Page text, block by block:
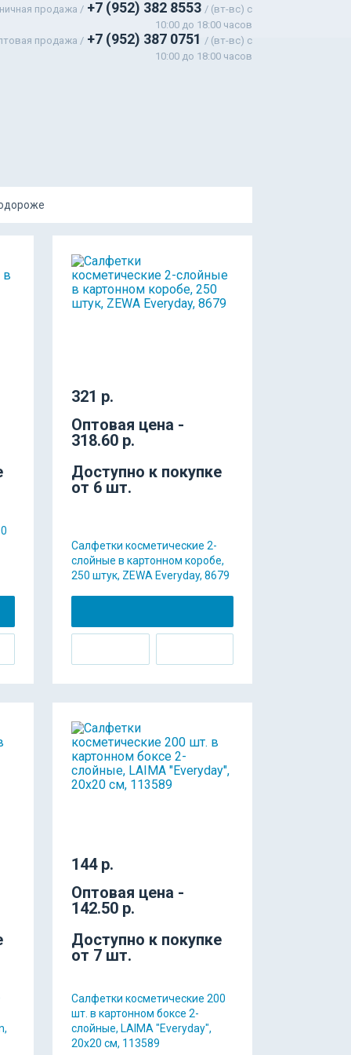
продажа / +7 (952) 382 8553 / (вт-вс) c
10:00 до 18:00 часов
продажа / +7 (952) 387 0751 / (вт-вс) с
10:00 до 18:00 часов
321 р.
Оптовая цена -
318.60 р.
Доступно к покупке
от 6 шт.
Салфетки косметические 2-
слойные в картонном коробе,
250 штук, ZEWA Everyday, 8679
144 р.
Оптовая цена -
142.50 р.
Доступно к покупке
от 7 шт.
Салфетки косметические 200
шт. в картонном боксе 2-
слойные, LAIMA "Everyday",
20х20 см, 113589